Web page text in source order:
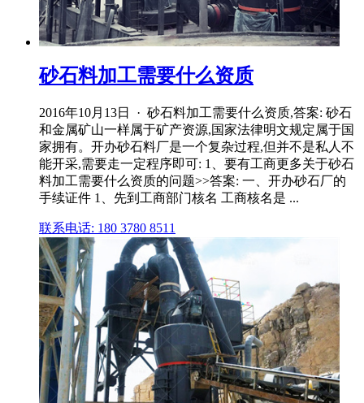
砂石料加工需要什么资质
2016年10月13日 · 砂石料加工需要什么资质,答案: 砂石
和金属矿山一样属于矿产资源,国家法律明文规定属于国
家拥有。开办砂石料厂是一个复杂过程,但并不是私人不
能开采,需要走一定程序即可: 1、要有工商更多关于砂石
料加工需要什么资质的问题>>答案: 一、开办砂石厂的
手续证件 1、先到工商部门核名 工商核名是 ...
联系电话: 180 3780 8511